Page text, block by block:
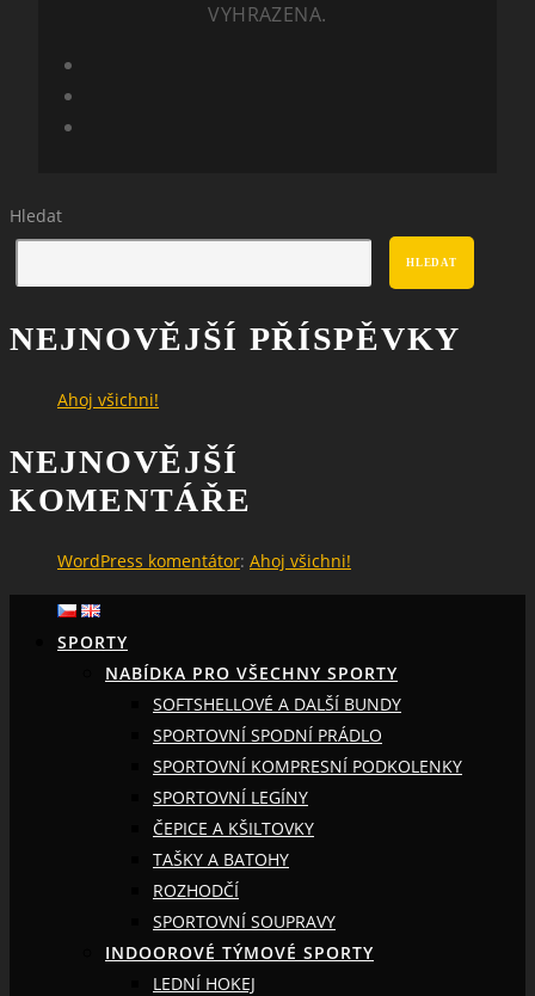
VYHRAZENA.
Hledat
HLEDAT
NEJNOVĚJŠÍ PŘÍSPĚVKY
Ahoj všichni!
NEJNOVĚJŠÍ
KOMENTÁŘE
WordPress komentátor: Ahoj všichni!
SPORTY
NABÍDKA PRO VŠECHNY SPORTY
SOFTSHELLOVÉ A DALŠÍ BUNDY
SPORTOVNÍ SPODNÍ PRÁDLO
SPORTOVNÍ KOMPRESNÍ PODKOLENKY
SPORTOVNÍ LEGÍNY
ČEPICE A KŠILTOVKY
TAŠKY A BATOHY
ROZHODČÍ
SPORTOVNÍ SOUPRAVY
INDOOROVÉ TÝMOVÉ SPORTY
LEDNÍ HOKEJ